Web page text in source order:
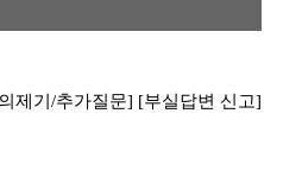
제기/추가질문] [부실답변 신고]